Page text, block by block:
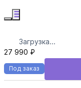
Загрузка...
27 990 ₽
Под заказ